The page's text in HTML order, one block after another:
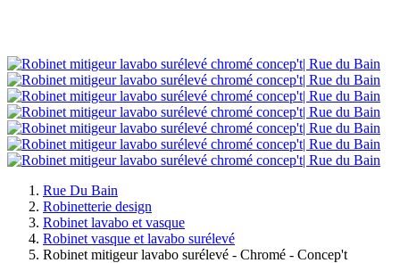
Rue Du Bain
Robinetterie design
Robinet lavabo et vasque
Robinet vasque et lavabo surélevé
Robinet mitigeur lavabo surélevé - Chromé - Concep't